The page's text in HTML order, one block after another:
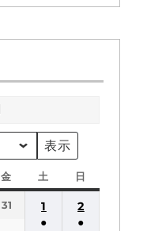
金
曜
土
曜
日
曜
31
1
●
2
●